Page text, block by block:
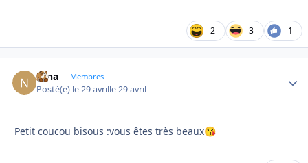
2 3 1
Nina Membres
Posté(e) le 29 avrille 29 avril
Petit coucou bisous :vous êtes très beaux😘